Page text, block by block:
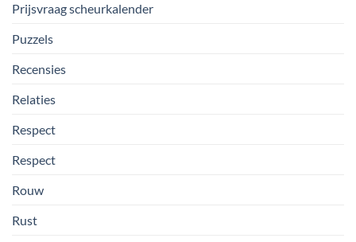
Prijsvraag scheurkalender
Puzzels
Recensies
Relaties
Respect
Respect
Rouw
Rust